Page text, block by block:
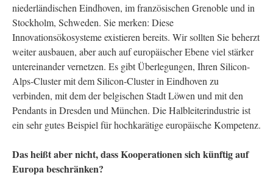
niederländischen Eindhoven, im französischen Grenoble und in
Stockholm, Schweden. Sie merken: Diese
Innovationsökosysteme existieren bereits. Wir sollten Sie beherzt
weiter ausbauen, aber auch auf europäischer Ebene viel stärker
untereinander vernetzen. Es gibt Überlegungen, Ihren Silicon-
Alps-Cluster mit dem Silicon-Cluster in Eindhoven zu
verbinden, mit dem der belgischen Stadt Löwen und mit den
Pendants in Dresden und München. Die Halbleiterindustrie ist
ein sehr gutes Beispiel für hochkarätige europäische Kompetenz.
Das heißt aber nicht, dass Kooperationen sich künftig auf
Europa beschränken?